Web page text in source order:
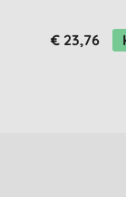
€ 23,76